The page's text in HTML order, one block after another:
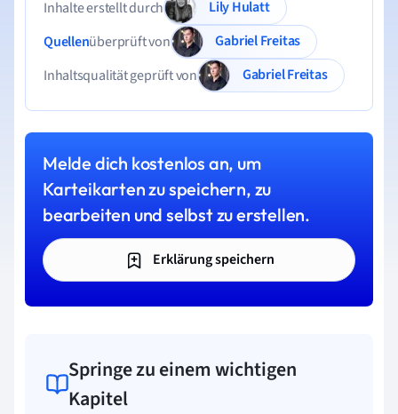
Mitarbeiter hat recht?
Inhalte erstellt durch
Lily Hulatt
Quellenüberprüft von
Gabriel Freitas
Inhaltsqualität geprüft von
Gabriel Freitas
Melde dich kostenlos an, um
Karteikarten zu speichern, zu
bearbeiten und selbst zu erstellen.
Erklärung speichern
Springe zu einem wichtigen
Kapitel